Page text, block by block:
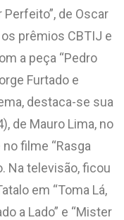
de Oscar
prêmios CBTIJ e
a peça “Pedro
Furtado e
destaca-se sua
de Mauro Lima, no
filme “Rasga
Na televisão, ficou
em “Toma Lá,
a Lado” e “Mister